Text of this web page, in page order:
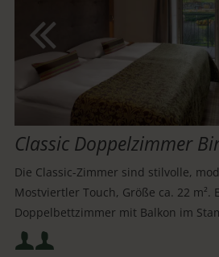
Classic Doppelzimmer
Die Classic-Zimmer sind stilvolle,
Mostviertler Touch, Größe ca. 22 m².
Doppelbettzimmer mit Balkon im
ideal für einen Wellness Kurzurlaub.
Mindestbelegung: